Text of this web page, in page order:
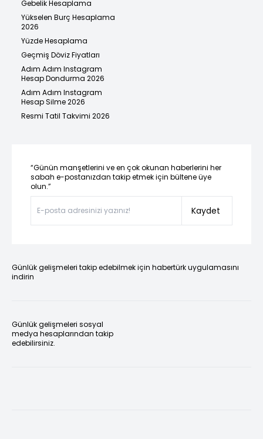
Gebelik Hesaplama
Yükselen Burç Hesaplama
2026
Yüzde Hesaplama
Geçmiş Döviz Fiyatları
Adım Adım Instagram
Hesap Dondurma 2026
Adım Adım Instagram
Hesap Silme 2026
Resmi Tatil Takvimi 2026
“Günün manşetlerini ve en çok okunan haberlerini her
sabah e-postanızdan takip etmek için bültene üye
olun.”
Kaydet
Günlük gelişmeleri takip edebilmek için habertürk uygulamasını
indirin
Günlük gelişmeleri sosyal
medya hesaplarından takip
edebilirsiniz.